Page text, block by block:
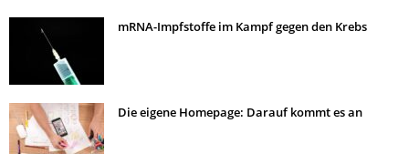
mRNA-Impfstoffe im Kampf gegen den Krebs
Die eigene Homepage: Darauf kommt es an